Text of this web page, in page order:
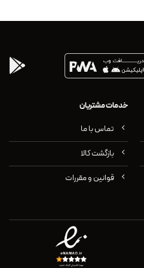
خدمات مشتریان
تماس با ما
بازگشت کالا
قوانین و مقررات